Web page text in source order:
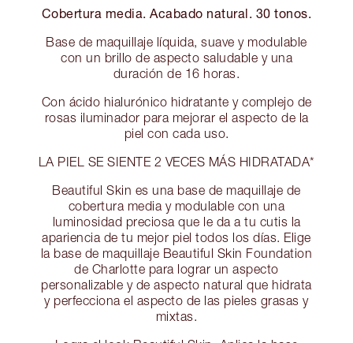
Cobertura media. Acabado natural. 30 tonos.
Base de maquillaje líquida, suave y modulable
con un brillo de aspecto saludable y una
duración de 16 horas.
Con ácido hialurónico hidratante y complejo de
rosas iluminador para mejorar el aspecto de la
piel con cada uso.
LA PIEL SE SIENTE 2 VECES MÁS HIDRATADA*
Beautiful Skin es una base de maquillaje de
cobertura media y modulable con una
luminosidad preciosa que le da a tu cutis la
apariencia de tu mejor piel todos los días. Elige
la base de maquillaje Beautiful Skin Foundation
de Charlotte para lograr un aspecto
personalizable y de aspecto natural que hidrata
y perfecciona el aspecto de las pieles grasas y
mixtas.